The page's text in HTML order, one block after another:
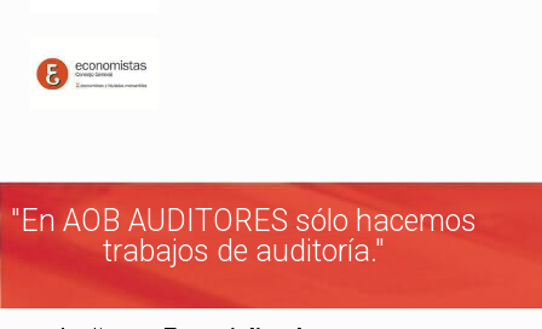
"En AOB AUDITORES sólo hacemos
trabajos de auditoría."